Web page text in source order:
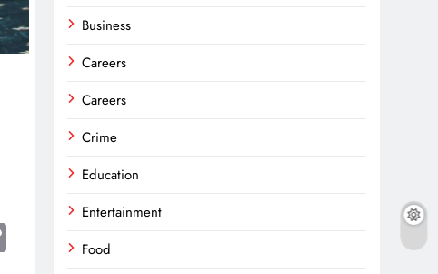
Copy
Business
Careers
Careers
Crime
Education
Entertainment
Food